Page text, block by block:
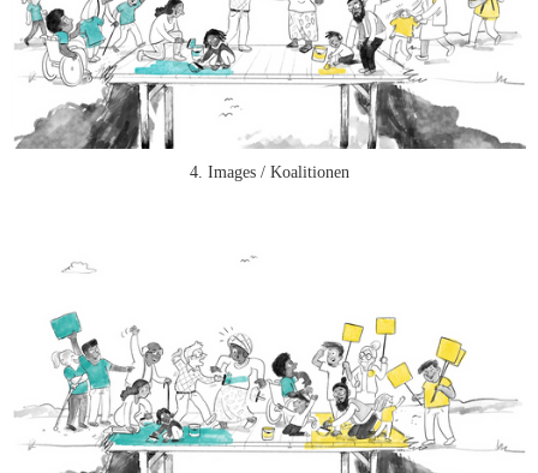
4. Images / Koalitionen